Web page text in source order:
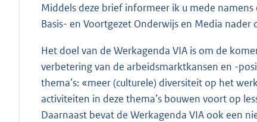
Middels deze brief informeer ik u mede
Basis- en Voortgezet Onderwijs en Media nader
Het doel van de Werkagenda VIA is om de
verbetering van de arbeidsmarktkansen en -
thema’s: «meer (culturele) diversiteit op het
activiteiten in deze thema’s bouwen voort op
Daarnaast bevat de Werkagenda VIA ook een